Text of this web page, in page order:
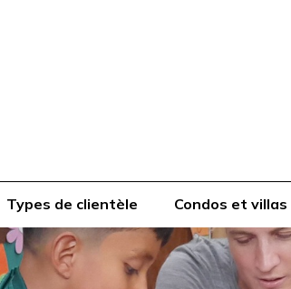
Types de clientèle Condos et villas